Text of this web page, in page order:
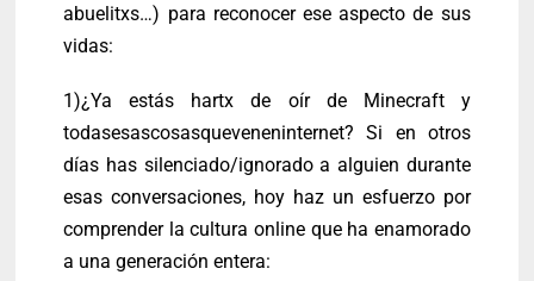
abuelitxs…) para reconocer ese aspecto de sus
vidas:
1)¿Ya estás hartx de oír de Minecraft y
todasesascosasqueveneninternet? Si en otros
días has silenciado/ignorado a alguien durante
esas conversaciones, hoy haz un esfuerzo por
comprender la cultura online que ha enamorado
a una generación entera: